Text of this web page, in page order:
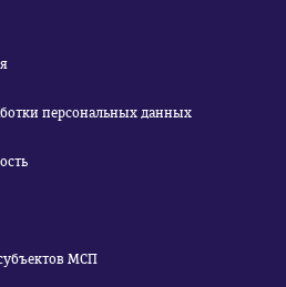
персональных данных
МСП